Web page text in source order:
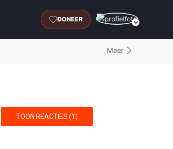
DONEER
Meer
TOON REACTIES (1)